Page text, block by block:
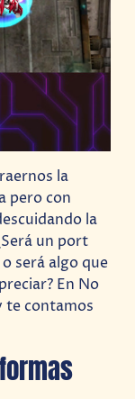
la
pero con
la
un port
será algo que
En No
te contamos